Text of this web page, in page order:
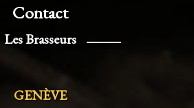
Contact
Les Brasseurs
GENÈVE